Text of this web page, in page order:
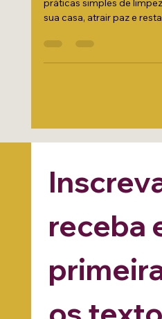
Ambientes também
sua casa, atrair paz e
receba